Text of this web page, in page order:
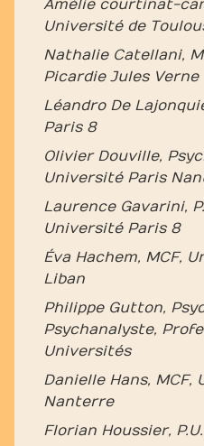
Amélie courtinat-
Université de
Nathalie Catellani,
Picardie Jules Verne
Léandro De
Paris 8
Olivier Douville,
Université Paris
Laurence Gavarini,
Université Paris 8
Éva Hachem, MCF,
Liban
Philippe Gutton,
Psychanalyste,
Universités
Danielle Hans, MCF,
Nanterre
Florian Houssier,